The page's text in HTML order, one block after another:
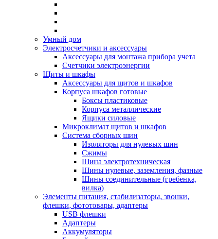
Умный дом
Электросчетчики и аксессуары
Аксессуары для монтажа прибора учета
Счетчики электроэнергии
Щиты и шкафы
Аксессуары для щитов и шкафов
Корпуса шкафов готовые
Боксы пластиковые
Корпуса металлические
Ящики силовые
Микроклимат щитов и шкафов
Система сборных шин
Изоляторы для нулевых шин
Сжимы
Шина электротехническая
Шины нулевые, заземления, фазные
Шины соединительные (гребенка,
вилка)
Элементы питания, стабилизаторы, звонки,
флешки, фототовары, адаптеры
USB флешки
Адаптеры
Аккумуляторы